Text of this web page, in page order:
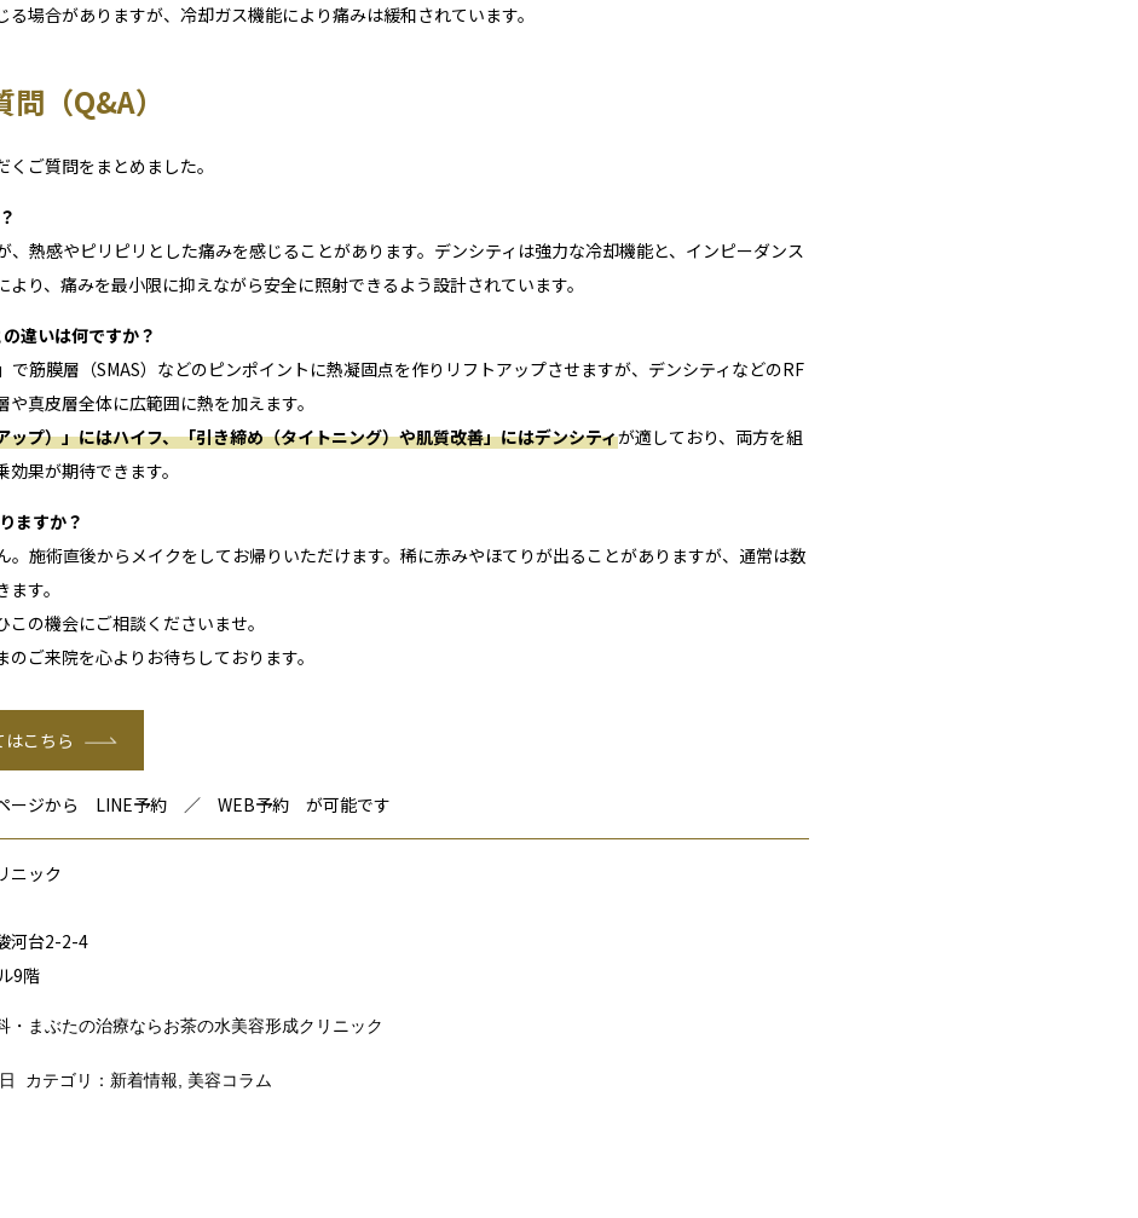
場合がありますが、冷却ガス機能により痛みは緩和されています。
（Q&A）
ご質問をまとめました。
、熱感やピリピリとした痛みを感じることがあります。デンシティは強力な冷却機能と、インピーダンス
より、痛みを最小限に抑えながら安全に照射できるよう設計されています。
違いは何ですか？
で筋膜層（SMAS）などのピンポイントに熱凝固点を作りリフトアップさせますが、デンシティなどのRF
や真皮層全体に広範囲に熱を加えます。
ップ）」にはハイフ、「引き締め（タイトニング）や肌質改善」にはデンシティが適しており、両方を組
果が期待できます。
ますか？
。施術直後からメイクをしてお帰りいただけます。稀に赤みやほてりが出ることがありますが、通常は数
す。
この機会にご相談くださいませ。
のご来院を心よりお待ちしております。
こちら
ページから LINE予約 ／ WEB予約 が可能です
ニック
河台2-2-4
9階
・まぶたの治療ならお茶の水美容形成クリニック
カテゴリ： 新着情報 美容コラム